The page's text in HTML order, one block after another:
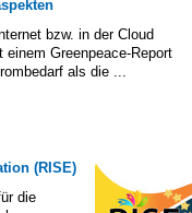
bzw. in der Cloud
Greenpeace-Report
als die ...
(RISE)
die